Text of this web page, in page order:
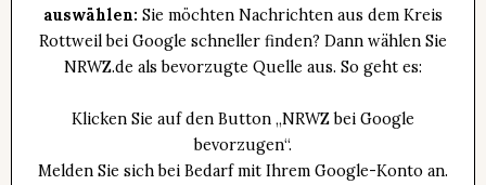
auswählen: Sie möchten Nachrichten aus dem Kreis
Rottweil bei Google schneller finden? Dann wählen Sie
NRWZ.de als bevorzugte Quelle aus. So geht es:
Klicken Sie auf den Button „NRWZ bei Google
bevorzugen“.
Melden Sie sich bei Bedarf mit Ihrem Google-Konto an.